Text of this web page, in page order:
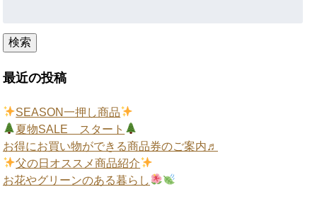
検索
最近の投稿
SEASON一押し商品
夏物SALE スタート
お得にお買い物ができる商品券のご案内♬
父の日オススメ商品紹介
お花やグリーンのある暮らし